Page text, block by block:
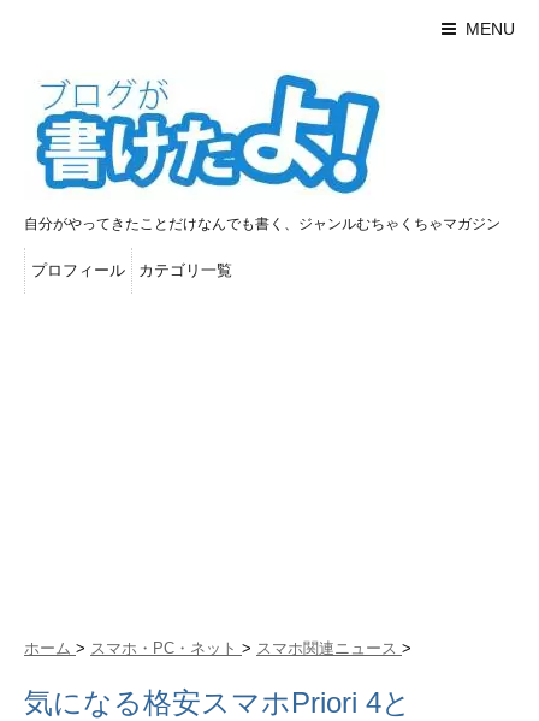
MENU
自分がやってきたことだけなんでも書く、ジャンルむちゃくちゃマガジン
プロフィール カテゴリ一覧
ホーム > スマホ・PC・ネット > スマホ関連ニュース >
気になる格安スマホPriori 4と